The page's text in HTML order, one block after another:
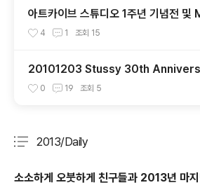
아트카이브 스튜디오 1주년 기념전 및
oyoung 12FW 프레젠테이션 후기.
4 1 조회 15
20101203 Stussy 30th
x Nike Sportswear 런칭 파티 @ 스
0 19 조회 5
2013/Daily
소소하게 오붓하게 친구들과 2013년 마